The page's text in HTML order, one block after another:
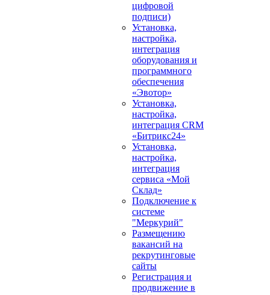
цифровой
подписи)
Установка,
настройка,
интеграция
оборудования и
программного
обеспечения
«Эвотор»
Установка,
настройка,
интеграция CRM
«Битрикс24»
Установка,
настройка,
интеграция
сервиса «Мой
Склад»
Подключение к
системе
"Меркурий"
Размещению
вакансий на
рекрутинговые
сайты
Регистрация и
продвижение в